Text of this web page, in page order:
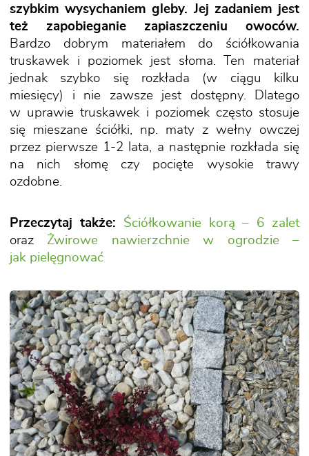
szybkim wysychaniem gleby. Jej zadaniem jest
też zapobieganie zapiaszczeniu owoców.
Bardzo dobrym materiałem do ściółkowania
truskawek i poziomek jest słoma. Ten materiał
jednak szybko się rozkłada (w ciągu kilku
miesięcy) i nie zawsze jest dostępny. Dlatego
w uprawie truskawek i poziomek często stosuje
się mieszane ściółki, np. maty z wełny owczej
przez pierwsze 1-2 lata, a następnie rozkłada się
na nich słomę czy pocięte wysokie trawy
ozdobne.
Przeczytaj także:
Ściółkowanie korą – 6 zalet
orazŻwirowe nawierzchnie w ogrodzie –
jak pielęgnować